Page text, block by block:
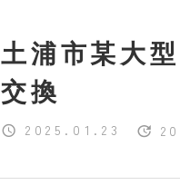
土浦市某大
交換
2025.01.23